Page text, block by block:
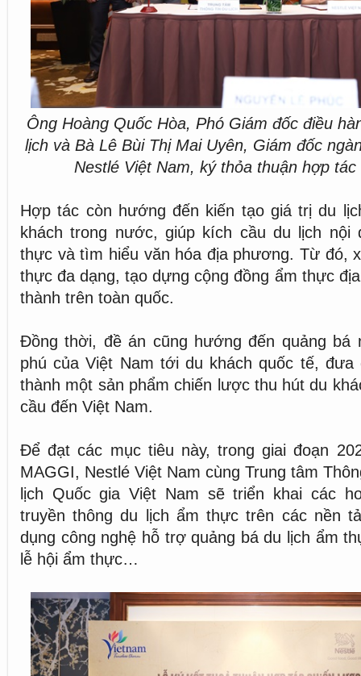
Ông Hoàng Quốc Hòa, Phó Giám đốc điều
lịch và Bà Lê Bùi Thị Mai Uyên, Giám đốc
Nestlé Việt Nam, ký thỏa thuận hợp
Hợp tác còn hướng đến kiến tạo giá trị du
khách trong nước, giúp kích cầu du lịch nội
thực và tìm hiểu văn hóa địa phương. Từ đó,
thực đa dạng, tạo dựng cộng đồng ẩm thực
thành trên toàn quốc.
Đồng thời, đề án cũng hướng đến quảng bá
phú của Việt Nam tới du khách quốc tế,
thành một sản phẩm chiến lược thu hút du
cầu đến Việt Nam.
Để đạt các mục tiêu này, trong giai đoạn
MAGGI, Nestlé Việt Nam cùng Trung tâm
lịch Quốc gia Việt Nam sẽ triển khai các
truyền thông du lịch ẩm thực trên các nền
dụng công nghệ hỗ trợ quảng bá du lịch ẩm
lễ hội ẩm thực…